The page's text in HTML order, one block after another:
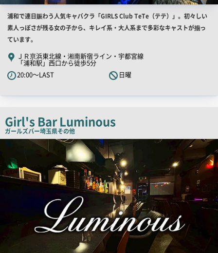
店
舗
PR
キ
ャ
ッ
コ
ー
浦和で連日賑わう人気キャバクラ「GIRLS Club TeTe（テテ）」。初々しい
素人っぽさが残る女の子から、キレイ系・大人系まで多彩なキャストが揃っ
ています。
ＪＲ京浜東北線・湘南新宿ライン・宇都宮線
「浦和駅」西口から徒歩5分
20:00～LAST
日曜
Girl's Bar Luminous
ガールズバー埼玉県その他